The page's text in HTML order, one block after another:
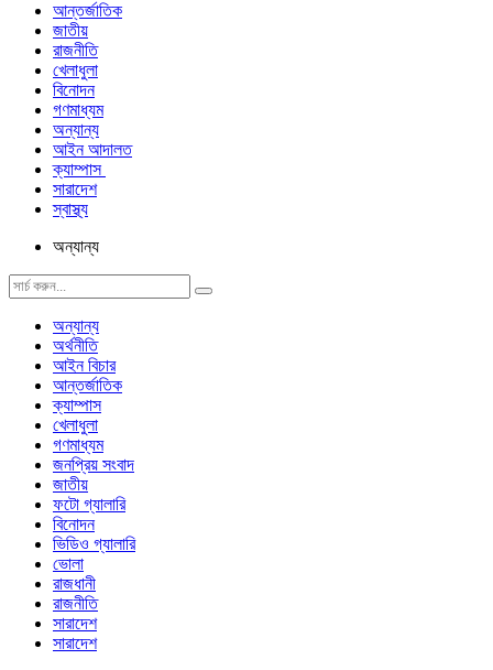
আন্তর্জাতিক
জাতীয়
রাজনীতি
খেলাধুলা
বিনোদন
গণমাধ্যম
অন্যান্য
আইন আদালত
ক্যাম্পাস
সারাদেশ
স্বাস্থ্য
অন্যান্য
অন্যান্য
অর্থনীতি
আইন বিচার
আন্তর্জাতিক
ক্যাম্পাস
খেলাধুলা
গণমাধ্যম
জনপ্রিয় সংবাদ
জাতীয়
ফটো গ্যালারি
বিনোদন
ভিডিও গ্যালারি
ভোলা
রাজধানী
রাজনীতি
সারাদেশ
সারাদেশ